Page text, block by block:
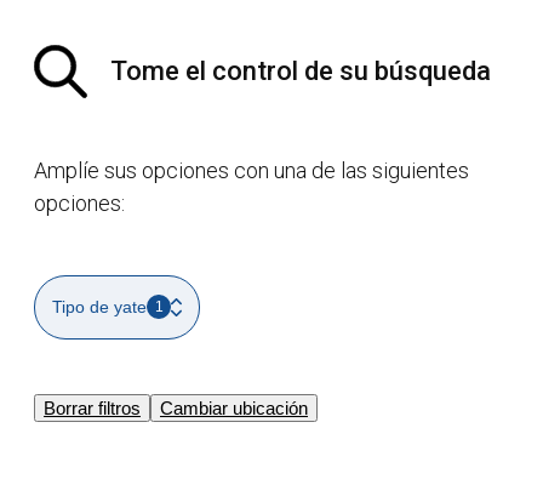
Tome el control de su búsqueda
Amplíe sus opciones con una de las siguientes
opciones:
Tipo de yate 1
Borrar filtros Cambiar ubicación